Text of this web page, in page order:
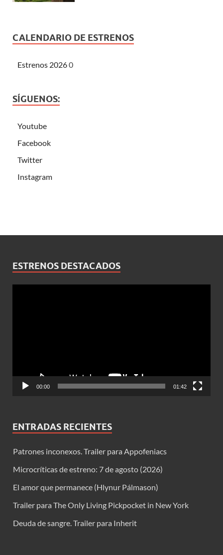
CALENDARIO DE ESTRENOS
Estrenos 20260
SÍGUENOS:
Youtube
Facebook
Twitter
Instagram
ESTRENOS DESTACADOS
00:00 01:42
ENTRADAS RECIENTES
Patrones inconexos. Trailer para Appofeniacs
Microcríticas de estreno: 7 de agosto (2026)
El amor que permanece (Hlynur Pálmason)
Trailer para The Only Living Pickpocket in New York
Deuda de sangre. Trailer para Inherit